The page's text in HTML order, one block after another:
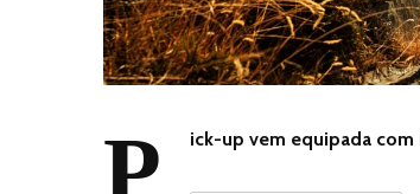
P ick-up vem equipada com